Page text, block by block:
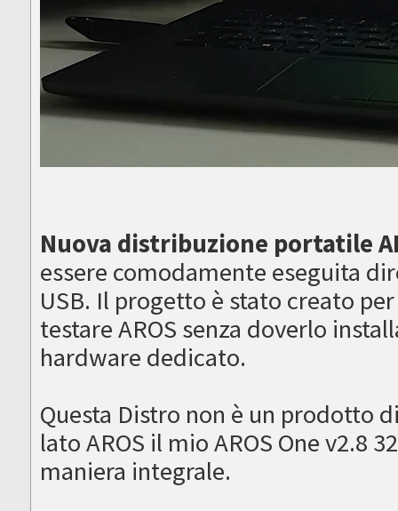
Nuova distribuzione portatile
essere comodamente eseguita
USB. Il progetto è stato creato
testare AROS senza doverlo
hardware dedicato.
Questa Distro non è un prodotto
lato AROS il mio AROS One v2.8
maniera integrale.